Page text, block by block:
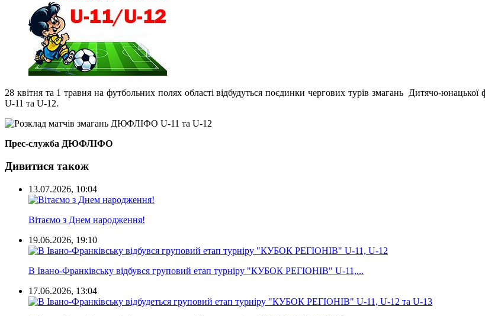
28 квітня та 1 травня на футбольних полях області відбудуться поєдинки чергових турів змагань Дитячо-юнацької
U-11 та U-12.
Прес-служба ДЮФЛІФО
Дивитися також
13.07.2026, 10:04
Вітаємо з Днем народження!
19.06.2026, 19:10
В Івано-Франківську відбувся груповий етап турніру "КУБОК РЕГІОНІВ" U-11,...
17.06.2026, 13:04